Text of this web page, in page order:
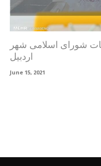
شورای اسلامی شهر
اردبیل
June 15, 2021